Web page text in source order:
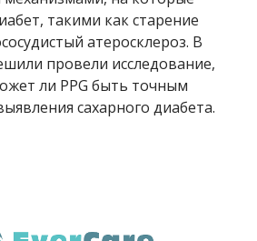
такими как старение
атеросклероз. В
провели исследование,
ли PPG быть точным
сахарного диабета.